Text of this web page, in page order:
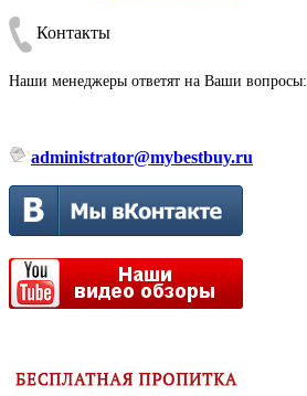
Контакты
Наши менеджеры ответят на Ваши вопросы:
administrator@mybestbuy.ru